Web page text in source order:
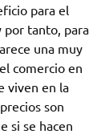
para el
por tanto, para
una muy
comercio en
viven en la
son
si se hacen